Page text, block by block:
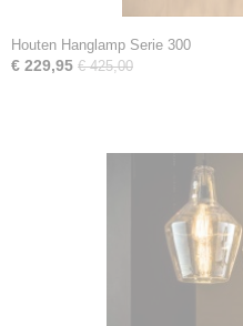
Houten Hanglamp Serie 300
€ 229,95 € 425,00